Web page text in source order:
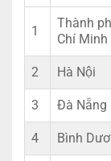
1
Thành
Chí Minh
2 Hà Nội
3 Đà Nẵng
4 Bình